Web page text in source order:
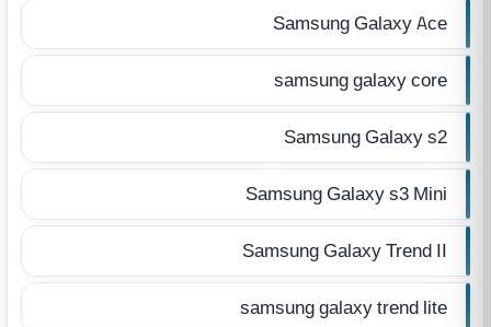
Samsung Galaxy Ace
samsung galaxy core
Samsung Galaxy s2
Samsung Galaxy s3 Mini
Samsung Galaxy Trend II
samsung galaxy trend lite